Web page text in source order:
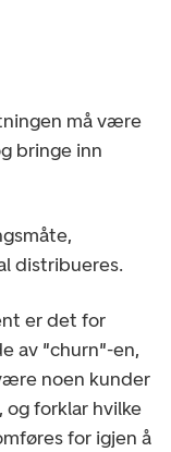
må være
bringe inn
distribueres.
er det for
av "churn"-en,
noen kunder
forklar hvilke
for igjen å